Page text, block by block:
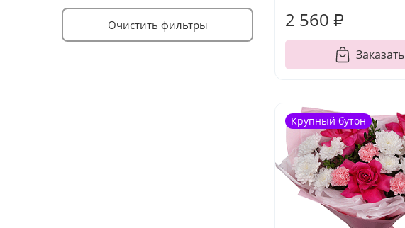
Очистить фильтры 2 560 ₽
Заказать
Крупный бутон